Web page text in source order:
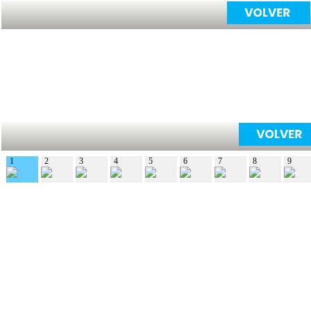
1 2 3 4 5 6 7 8 9